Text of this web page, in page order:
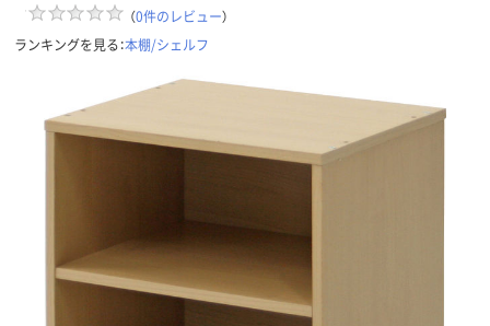
（0件のレビュー）
ランキングを見る：本棚/シェルフ